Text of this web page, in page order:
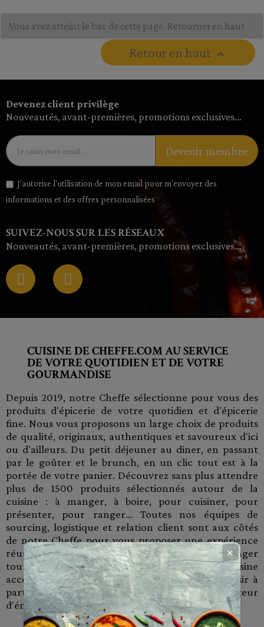
Vous avez atteint le bas de cette page. Retourner en haut
Retour en haut 
Devenez client privilège
Nouveautés, avant-premières, promotions exclusives…
Devenir membre
J’autorise l'utilisation de mon email pour m’envoyer des
informations et des offres personnalisées
SUIVEZ-NOUS SUR LES RÉSEAUX
Nouveautés, avant-premières, promotions exclusives…
CUISINE DE CHEFFE.COM AU SERVICE
DE VOTRE QUOTIDIEN ET DE VOTRE
GOURMANDISE
Depuis 2019, notre Cheffe sélectionne pour vous des
produits d'épicerie de votre quotidien et d'épicerie
fine. Nous vous proposons un large choix de produits
de qualité, originaux, authentiques et savoureux d'ici
ou d'ailleurs. Du petit déjeuner au diner, en passant
par le goûter et le brunch, en un clic tout est à la
portée de votre panier. Découvrez sans plus attendre
plus de 1500 produits sélectionnés autour de la
cuisine : à manger, à boire, pour cuisiner, pour
présenter, pour ranger... Toutes nos équipes de
sourcing, logistique et relation client sont aux côtés
de notre Cheffe pour vous proposer une expérience
réussit à travers vos achats et vous faire partager
toute son expérience pour vous rendre la cuisine
accessible, simple et gourmande. Prenez du plaisir à
partager vos bons plans gourmands et soyez créateur
d'émotion !
✕